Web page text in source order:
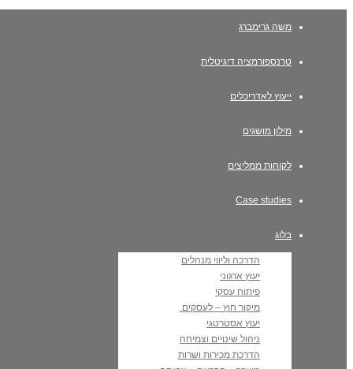
משה גרימברג
טרנספורמציה דיגיטלית
ייעוץ לאדריכלים
מילון מושגים
לקוחות ממליצים
Case studies
בלוג
הדרכה וליווי מנהלים
יעוץ ארגוני
פיתוח עסקי
מיקור חוץ – לעסקים.
יעוץ אסטרטגי
ניהול שינויים וצמיחה
הדרכת מכירות ושרות